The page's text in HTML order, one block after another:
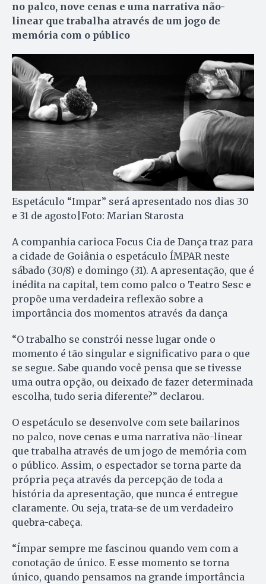
no palco, nove cenas e uma narrativa não-
linear que trabalha através de um jogo de
memória com o público
Espetáculo “Impar” será apresentado nos dias 30
e 31 de agosto|Foto: Marian Starosta
A companhia carioca Focus Cia de Dança traz para
a cidade de Goiânia o espetáculo ÍMPAR neste
sábado (30/8) e domingo (31). A apresentação, que é
inédita na capital, tem como palco o Teatro Sesc e
propõe uma verdadeira reflexão sobre a
importância dos momentos através da dança
“O trabalho se constrói nesse lugar onde o
momento é tão singular e significativo para o que
se segue. Sabe quando você pensa que se tivesse
uma outra opção, ou deixado de fazer determinada
escolha, tudo seria diferente?” declarou.
O espetáculo se desenvolve com sete bailarinos
no palco, nove cenas e uma narrativa não-linear
que trabalha através de um jogo de memória com
o público. Assim, o espectador se torna parte da
própria peça através da percepção de toda a
história da apresentação, que nunca é entregue
claramente. Ou seja, trata-se de um verdadeiro
quebra-cabeça.
“Ímpar sempre me fascinou quando vem com a
conotação de único. E esse momento se torna
único, quando pensamos na grande importância